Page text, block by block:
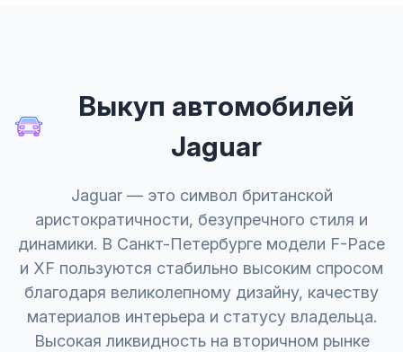
Выкуп автомобилей
Jaguar
Jaguar — это символ британской
аристократичности, безупречного стиля и
динамики. В Санкт-Петербурге модели F-Pace
и XF пользуются стабильно высоким спросом
благодаря великолепному дизайну, качеству
материалов интерьера и статусу владельца.
Высокая ликвидность на вторичном рынке